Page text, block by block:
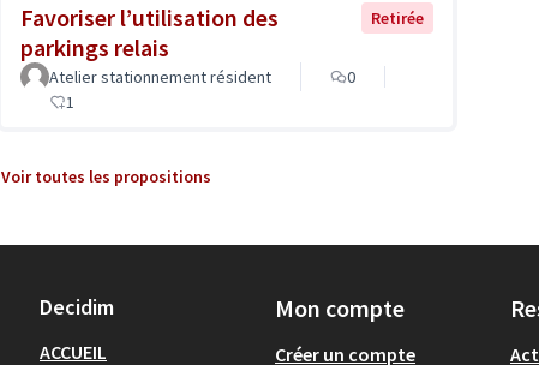
Favoriser l’utilisation des
parkings relais
Retirée
Atelier stationnement résident
0
1
Voir toutes les propositions
Decidim
ACCUEIL
Mon compte
Créer un compte